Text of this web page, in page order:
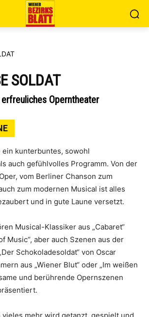
SOLDAT
Operntheater
kunterbuntes, sowohl
auch gefühlvolles Programm. Von der
vom Berliner Chanson zum
zum modernen Musical ist alles
und in gute Laune versetzt.
Musical-Klassiker aus „Cabaret“
Music“, aber auch Szenen aus der
Schokoladesoldat“ von Oscar
aus „Wiener Blut“ oder „Im weißen
und berührende Opernszenen